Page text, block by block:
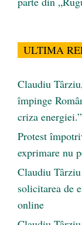
ULTIMA
Claudiu
împinge
criza energiei.”
Protest
exprimare nu
Claudiu
solicitarea de
online